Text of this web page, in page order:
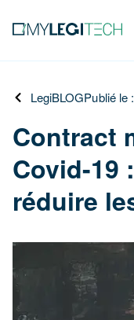
LegiBLOGPublié le
Contract
Covid-19
réduire